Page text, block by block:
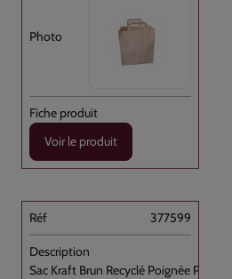
Voir le produit
377599
Sac Kraft Brun Recyclé Poignée Plate [...]